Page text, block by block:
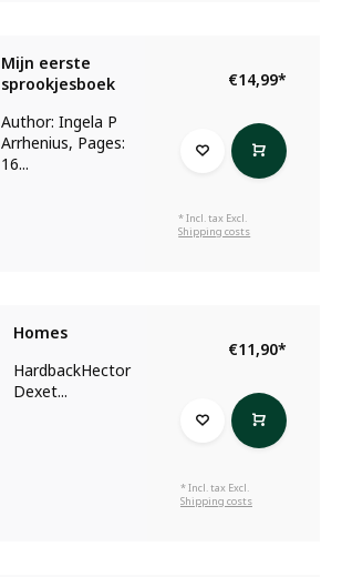
Mijn eerste
sprookjesboek
Author: Ingela P
Arrhenius, Pages:
16...
€14,99*
* Incl. tax Excl.
Shipping costs
Homes
HardbackHector
Dexet...
€11,90*
* Incl. tax Excl.
Shipping costs